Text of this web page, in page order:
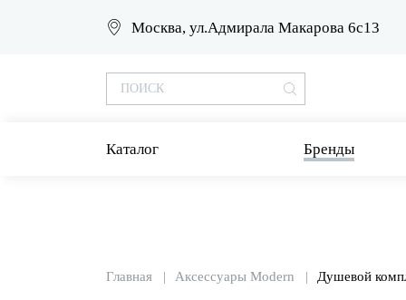
Москва, ул.Адмирала Макарова 6с13
Каталог Бренды
Главная Аксессуары Modern Душевой